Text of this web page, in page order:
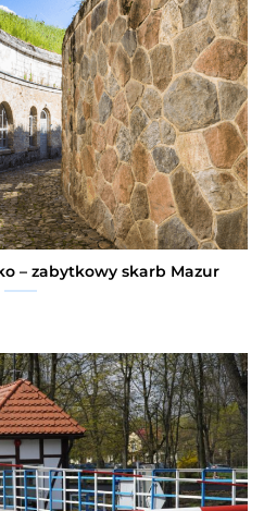
– zabytkowy skarb Mazur